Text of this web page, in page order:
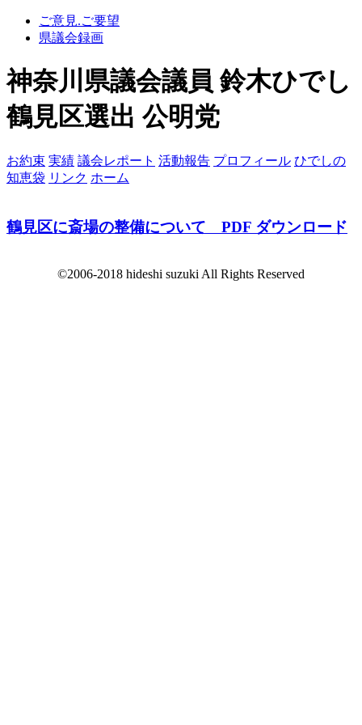
ご意見.ご要望
県議会録画
神奈川県議会議員 鈴木ひでし
鶴見区選出 公明党
お約束 実績 議会レポート 活動報告 プロフィール ひでしの
知恵袋 リンク ホーム
鶴見区に斎場の整備について PDF ダウンロード
©2006-2018 hideshi suzuki All Rights Reserved